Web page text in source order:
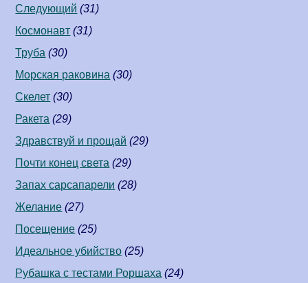
Следующий (31)
Космонавт (31)
Труба (30)
Морская раковина (30)
Скелет (30)
Ракета (29)
Здравствуй и прощай (29)
Почти конец света (29)
Запах сарсапарели (28)
Желание (27)
Посещение (25)
Идеальное убийство (25)
Рубашка с тестами Роршаха (24)